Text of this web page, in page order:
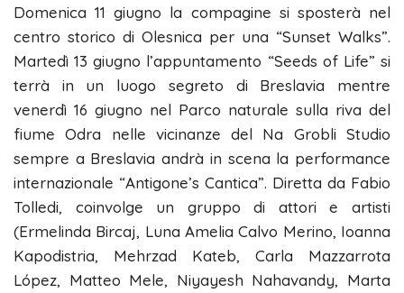
Domenica 11 giugno la compagine si sposterà nel
centro storico di Olesnica per una “Sunset Walks”.
Martedì 13 giugno l’appuntamento “Seeds of Life” si
terrà in un luogo segreto di Breslavia mentre
venerdì 16 giugno nel Parco naturale sulla riva del
fiume Odra nelle vicinanze del Na Grobli Studio
sempre a Breslavia andrà in scena la performance
internazionale “Antigone’s Cantica”. Diretta da Fabio
Tolledi, coinvolge un gruppo di attori e artisti
(Ermelinda Bircaj, Luna Amelia Calvo Merino, Ioanna
Kapodistria, Mehrzad Kateb, Carla Mazzarrota
López, Matteo Mele, Niyayesh Nahavandy, Marta